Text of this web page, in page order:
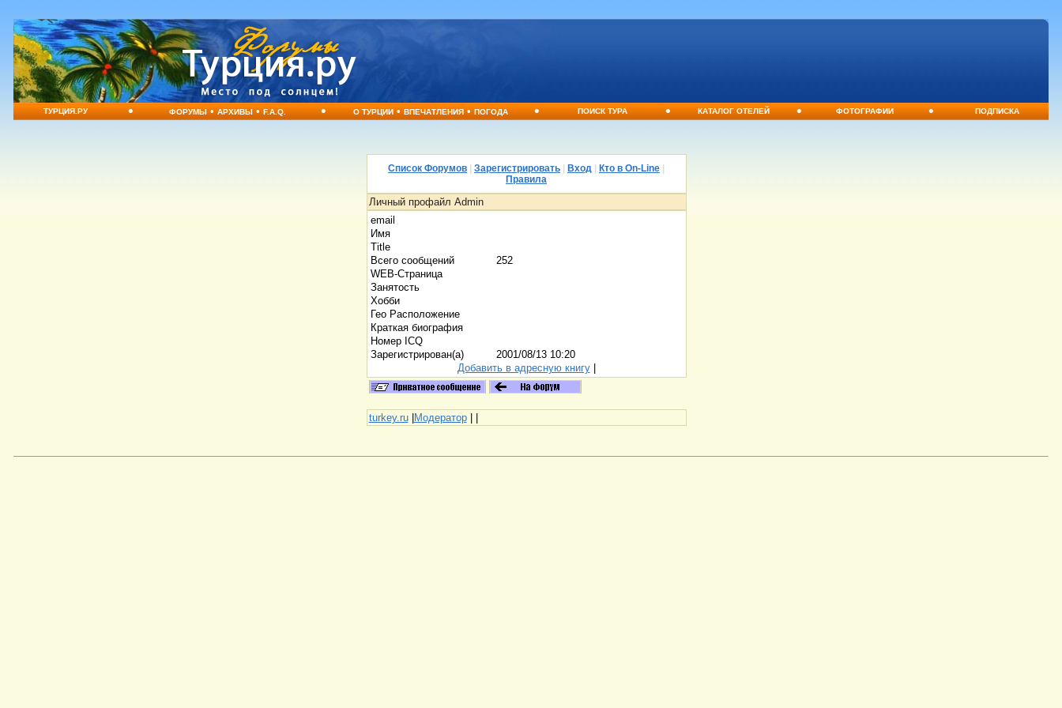
ТУРЦИЯ.РУ • ФОРУМЫ•АРХИВЫ•F.A.Q. • О ТУРЦИИ•ВПЕЧАТЛЕНИЯ•ПОГОДА • ПОИСК ТУРА • КАТАЛОГ ОТЕЛЕЙ • ФОТОГРАФИИ • ПОДПИСКА
Список Форумов Зарегистрировать Вход Кто в On-Line
Правила
Личный профайл Admin
email
Имя
Title
Всего сообщений
252
WEB-Страница
Занятость
Хобби
Гео Расположение
Краткая биография
Номер ICQ
Зарегистрирован(а)
2001/08/13 10:20
Добавить в адресную книгу|
turkey.ru|Модератор| |